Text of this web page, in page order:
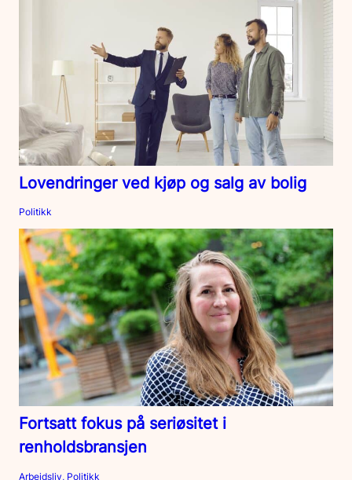
Lovendringer ved kjøp og salg av bolig
Politikk
Fortsatt fokus på seriøsitet i
renholdsbransjen
Arbeidsliv, Politikk